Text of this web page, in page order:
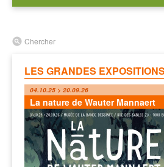
Chercher
LES GRANDES
04.10.25 > 20.09.26
La nature de Wauter Mannaert